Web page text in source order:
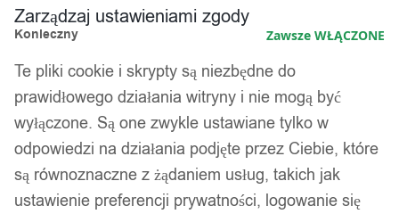
Zarządzaj ustawieniami zgody
Konieczny Zawsze WŁĄCZONE
Te pliki cookie i skrypty są niezbędne do
prawidłowego działania witryny i nie mogą być
wyłączone. Są one zwykle ustawiane tylko w
odpowiedzi na działania podjęte przez Ciebie, które
są równoznaczne z żądaniem usług, takich jak
ustawienie preferencji prywatności, logowanie się